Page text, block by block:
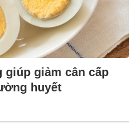
giảm cân cấp
huyết